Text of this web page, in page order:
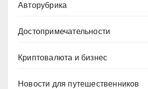
Авторубрика
Достопримечательности
Криптовалюта и бизнес
Новости для путешественников